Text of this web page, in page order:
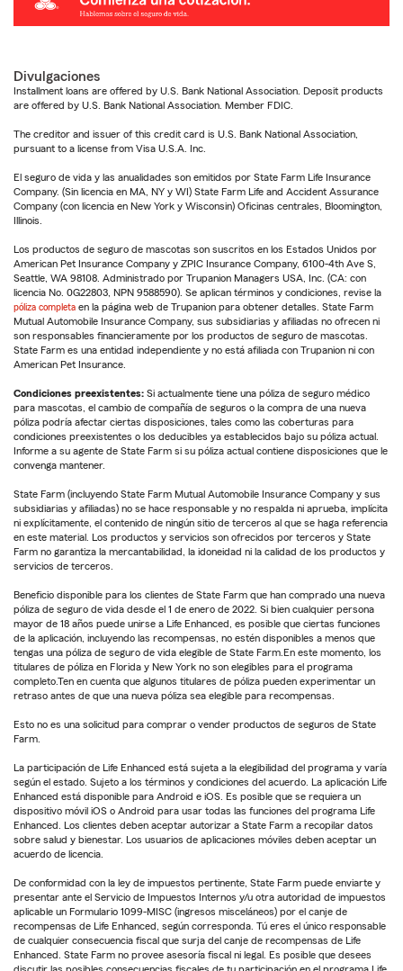
Divulgaciones
Installment loans are offered by U.S. Bank National Association. Deposit products
are offered by U.S. Bank National Association. Member FDIC.
The creditor and issuer of this credit card is U.S. Bank National Association,
pursuant to a license from Visa U.S.A. Inc.
El seguro de vida y las anualidades son emitidos por State Farm Life Insurance
Company. (Sin licencia en MA, NY y WI) State Farm Life and Accident Assurance
Company (con licencia en New York y Wisconsin) Oficinas centrales, Bloomington,
Illinois.
Los productos de seguro de mascotas son suscritos en los Estados Unidos por
American Pet Insurance Company y ZPIC Insurance Company, 6100-4th Ave S,
Seattle, WA 98108. Administrado por Trupanion Managers USA, Inc. (CA: con
licencia No. 0G22803, NPN 9588590). Se aplican términos y condiciones, revise la
póliza completa en la página web de Trupanion para obtener detalles. State Farm
Mutual Automobile Insurance Company, sus subsidiarias y afiliadas no ofrecen ni
son responsables financieramente por los productos de seguro de mascotas.
State Farm es una entidad independiente y no está afiliada con Trupanion ni con
American Pet Insurance.
Condiciones preexistentes: Si actualmente tiene una póliza de seguro médico
para mascotas, el cambio de compañía de seguros o la compra de una nueva
póliza podría afectar ciertas disposiciones, tales como las coberturas para
condiciones preexistentes o los deducibles ya establecidos bajo su póliza actual.
Informe a su agente de State Farm si su póliza actual contiene disposiciones que le
convenga mantener.
State Farm (incluyendo State Farm Mutual Automobile Insurance Company y sus
subsidiarias y afiliadas) no se hace responsable y no respalda ni aprueba, implícita
ni explícitamente, el contenido de ningún sitio de terceros al que se haga referencia
en este material. Los productos y servicios son ofrecidos por terceros y State
Farm no garantiza la mercantabilidad, la idoneidad ni la calidad de los productos y
servicios de terceros.
Beneficio disponible para los clientes de State Farm que han comprado una nueva
póliza de seguro de vida desde el 1 de enero de 2022. Si bien cualquier persona
mayor de 18 años puede unirse a Life Enhanced, es posible que ciertas funciones
de la aplicación, incluyendo las recompensas, no estén disponibles a menos que
tengas una póliza de seguro de vida elegible de State Farm.En este momento, los
titulares de póliza en Florida y New York no son elegibles para el programa
completo.Ten en cuenta que algunos titulares de póliza pueden experimentar un
retraso antes de que una nueva póliza sea elegible para recompensas.
Esto no es una solicitud para comprar o vender productos de seguros de State
Farm.
La participación de Life Enhanced está sujeta a la elegibilidad del programa y varía
según el estado. Sujeto a los términos y condiciones del acuerdo. La aplicación Life
Enhanced está disponible para Android e iOS. Es posible que se requiera un
dispositivo móvil iOS o Android para usar todas las funciones del programa Life
Enhanced. Los clientes deben aceptar autorizar a State Farm a recopilar datos
sobre salud y bienestar. Los usuarios de aplicaciones móviles deben aceptar un
acuerdo de licencia.
De conformidad con la ley de impuestos pertinente, State Farm puede enviarte y
presentar ante el Servicio de Impuestos Internos y/u otra autoridad de impuestos
aplicable un Formulario 1099-MISC (ingresos misceláneos) por el canje de
recompensas de Life Enhanced, según corresponda. Tú eres el único responsable
de cualquier consecuencia fiscal que surja del canje de recompensas de Life
Enhanced. State Farm no provee asesoría fiscal ni legal. Es posible que desees